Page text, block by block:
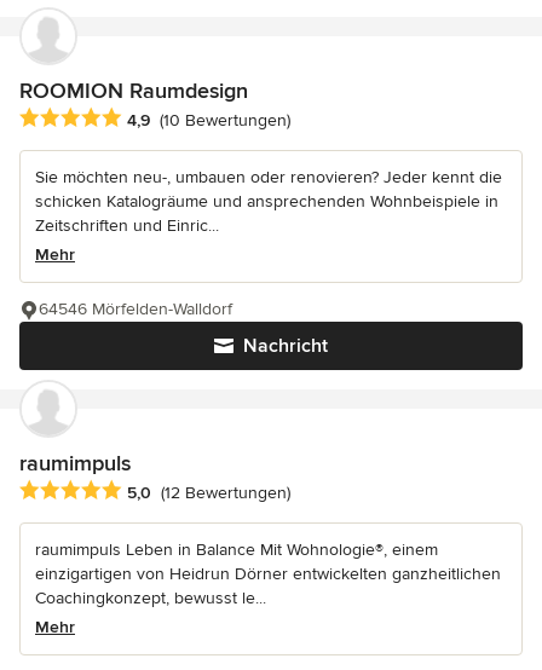
ROOMION Raumdesign
Durchschnittliche Bewertung: 4.9 von 5 Sternen
4,9 (10 Bewertungen)
Sie möchten neu-, umbauen oder renovieren? Jeder kennt die
schicken Katalogräume und ansprechenden Wohnbeispiele in
Zeitschriften und Einric...
Mehr
Nachricht
64546 Mörfelden-Walldorf
raumimpuls
Durchschnittliche Bewertung: 5 von 5 Sternen
5,0 (12 Bewertungen)
raumimpuls Leben in Balance Mit Wohnologie®, einem
einzigartigen von Heidrun Dörner entwickelten ganzheitlichen
Coachingkonzept, bewusst le...
Mehr